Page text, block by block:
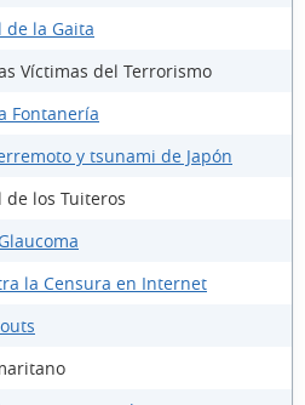
la Gaita
Víctimas del Terrorismo
Fontanería
y tsunami de Japón
los Tuiteros
la Censura en Internet